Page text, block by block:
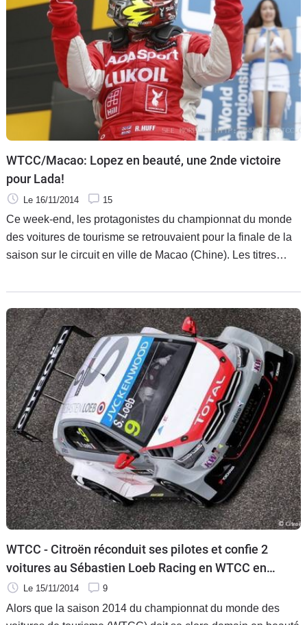
WTCC/Macao: Lopez en beauté, une 2nde victoire
pour Lada!
Le 16/11/2014 15
Ce week-end, les protagonistes du championnat du monde
des voitures de tourisme se retrouvaient pour la finale de la
saison sur le circuit en ville de Macao (Chine). Les titres
WTCC - Citroën réconduit ses pilotes et confie 2
voitures au Sébastien Loeb Racing en WTCC en
2015!Le 15/11/2014 9
Alors que la saison 2014 du championnat du monde des